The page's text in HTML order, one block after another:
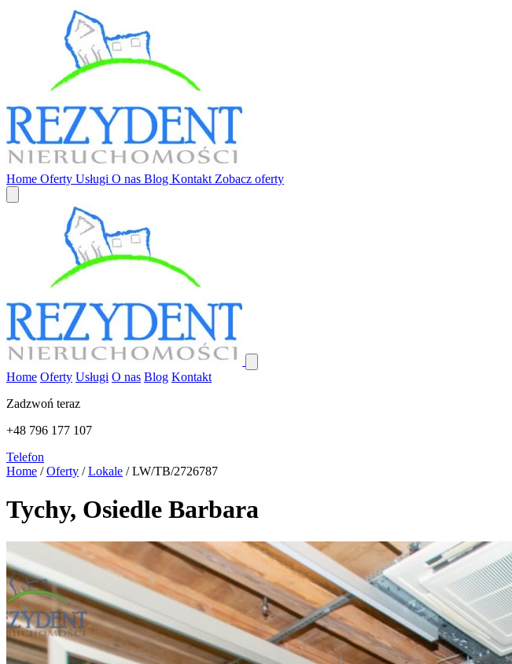
Home Oferty Usługi O nas Blog Kontakt Zobacz oferty
Home Oferty Usługi O nas Blog Kontakt
Zadzwoń teraz
+48 796 177 107
Telefon
Home / Oferty / Lokale / LW/TB/2726787
Tychy, Osiedle Barbara